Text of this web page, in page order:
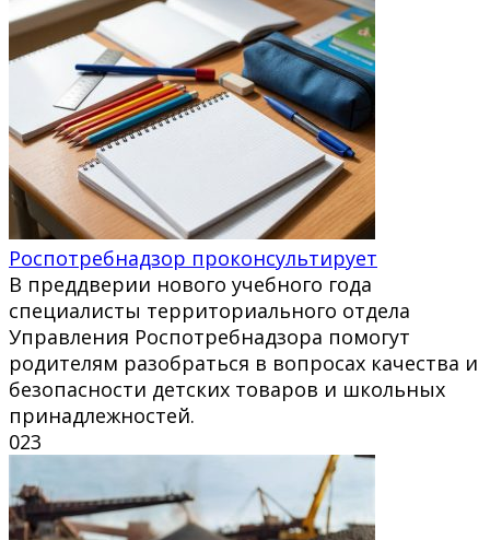
Роспотребнадзор проконсультирует
В преддверии нового учебного года
специалисты территориального отдела
Управления Роспотребнадзора помогут
родителям разобраться в вопросах качества и
безопасности детских товаров и школьных
принадлежностей.
023